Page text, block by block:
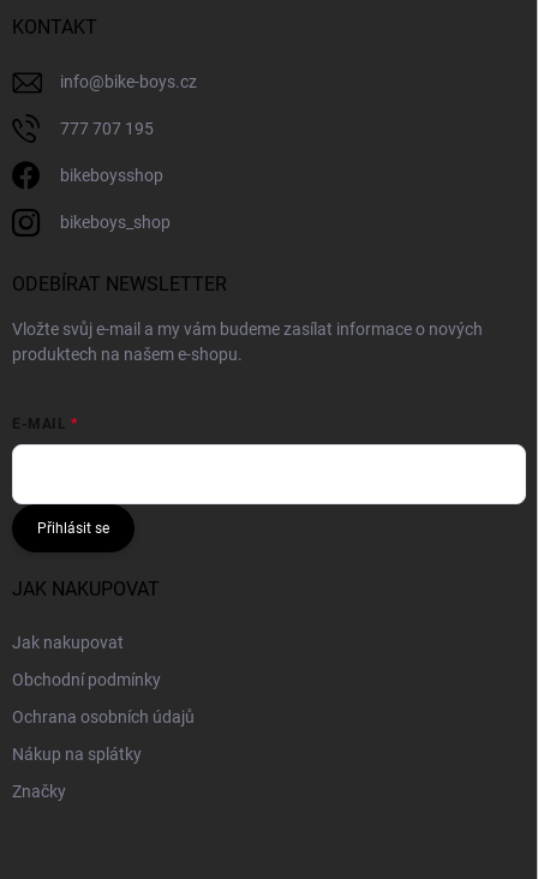
KONTAKT
info@bike-boys.cz
777 707 195
bikeboysshop
bikeboys_shop
ODEBÍRAT NEWSLETTER
Vložte svůj e-mail a my vám budeme zasílat informace o nových
produktech na našem e-shopu.
E-MAIL
Přihlásit se
JAK NAKUPOVAT
Jak nakupovat
Obchodní podmínky
Ochrana osobních údajů
Nákup na splátky
Značky